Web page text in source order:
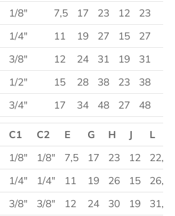
1/8″ 7,5 17 23 12 23
1/4″ 11 19 27 15 27
3/8″ 12 24 31 19 31
1/2″ 15 28 38 23 38
3/4″ 17 34 48 27 48
C1 C2 E G H J
L
1/8″ 1/8″ 7,5 17 23 12
22,5
1/4″ 1/4″ 11 19 26 15
26,5
3/8″ 3/8″ 12 24 30 19
31,5